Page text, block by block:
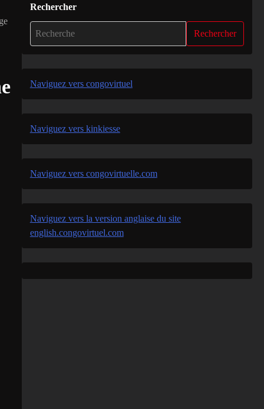
Rechercher
Rechercher
Naviguez vers congovirtuel
Naviguez vers kinkiesse
Naviguez vers congovirtuelle.com
Naviguez vers la version anglaise du site
english.congovirtuel.com